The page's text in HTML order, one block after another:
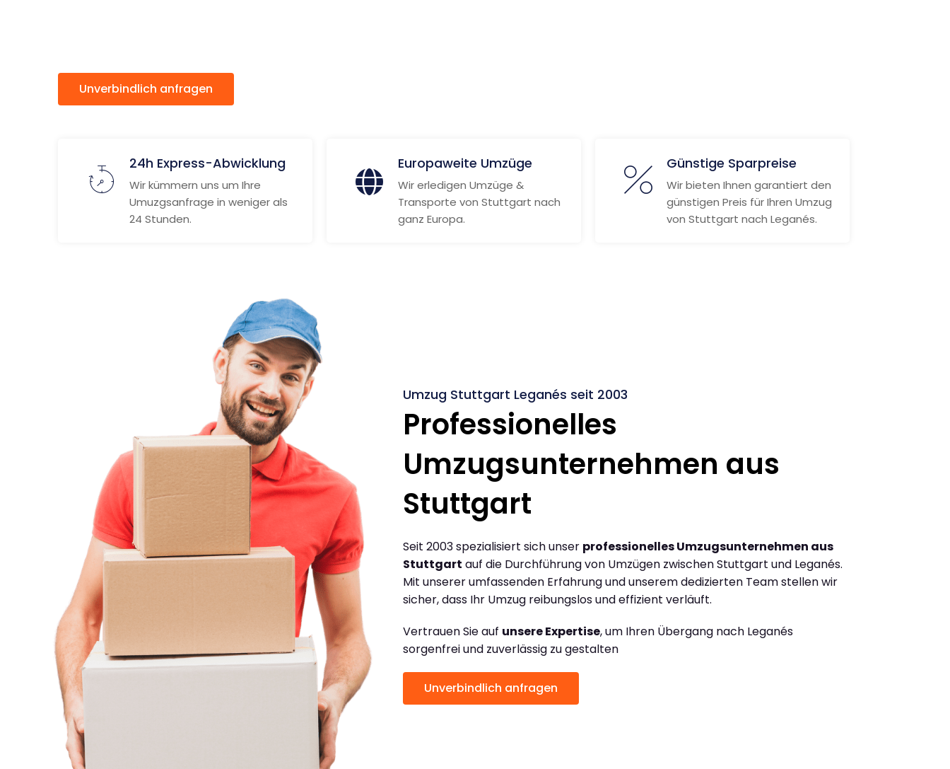
Unverbindlich anfragen
24h Express-Abwicklung
Wir kümmern uns um Ihre
Umuzgsanfrage in weniger als
24 Stunden.
Europaweite Umzüge
Wir erledigen Umzüge &
Transporte von Stuttgart nach
ganz Europa.
Günstige Sparpreise
Wir bieten Ihnen garantiert den
günstigen Preis für Ihren Umzug
von Stuttgart nach Leganés.
Umzug Stuttgart Leganés seit 2003
Professionelles
Umzugsunternehmen aus
Stuttgart
Seit 2003 spezialisiert sich unser professionelles Umzugsunternehmen aus
Stuttgart auf die Durchführung von Umzügen zwischen Stuttgart und Leganés.
Mit unserer umfassenden Erfahrung und unserem dedizierten Team stellen wir
sicher, dass Ihr Umzug reibungslos und effizient verläuft.
Vertrauen Sie auf unsere Expertise, um Ihren Übergang nach Leganés
sorgenfrei und zuverlässig zu gestalten
Unverbindlich anfragen